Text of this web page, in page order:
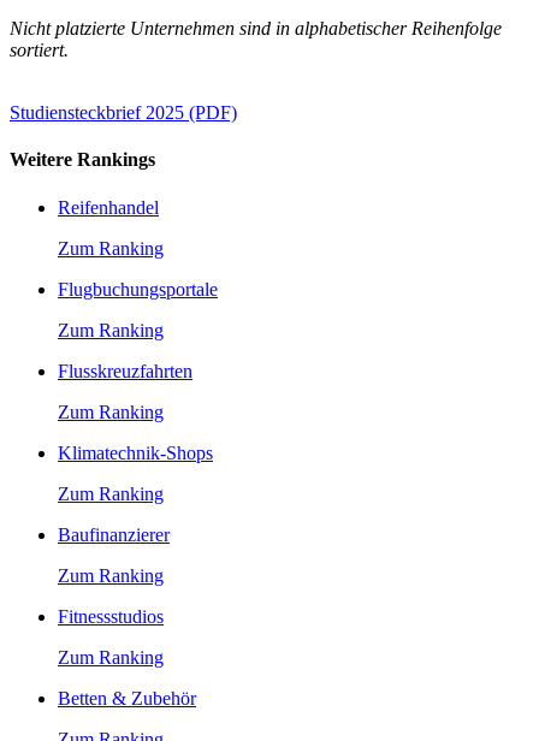
Nicht platzierte Unternehmen sind in alphabetischer Reihenfolge
sortiert.
Studiensteckbrief 2025 (PDF)
Weitere Rankings
Reifenhandel
Zum Ranking
Flugbuchungsportale
Zum Ranking
Flusskreuzfahrten
Zum Ranking
Klimatechnik-Shops
Zum Ranking
Baufinanzierer
Zum Ranking
Fitnessstudios
Zum Ranking
Betten & Zubehör